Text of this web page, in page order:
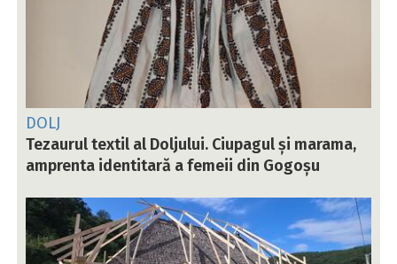
DOLJ
Tezaurul textil al Doljului. Ciupagul și marama,
amprenta identitară a femeii din Gogoșu